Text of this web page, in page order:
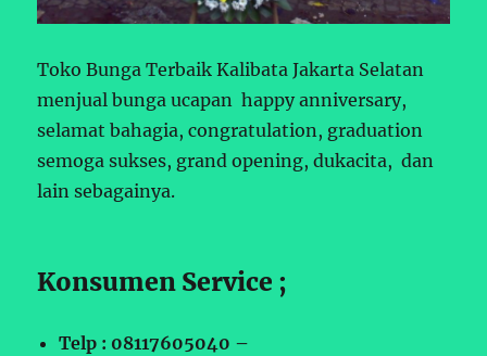
Toko Bunga Terbaik Kalibata Jakarta Selatan
menjual bunga ucapan happy anniversary,
selamat bahagia, congratulation, graduation
semoga sukses, grand opening, dukacita, dan
lain sebagainya.
Konsumen Service ;
Telp : 08117605040 –